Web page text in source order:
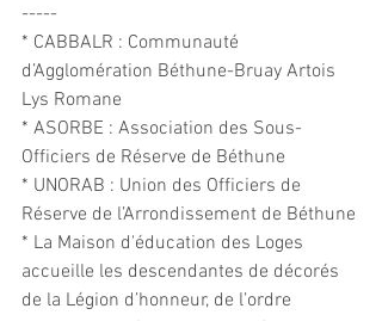
-----
* CABBALR : Communauté
d’Agglomération Béthune-Bruay Artois
Lys Romane
* ASORBE : Association des Sous-
Officiers de Réserve de Béthune
* UNORAB : Union des Officiers de
Réserve de l’Arrondissement de Béthune
* La Maison d'éducation des Loges
accueille les descendantes de décorés
de la Légion d’honneur, de l’ordre